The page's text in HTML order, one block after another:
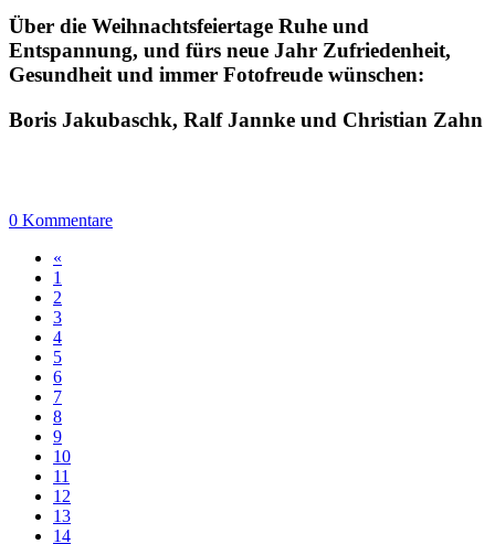
Über die Weihnachtsfeiertage Ruhe und
Entspannung, und fürs neue Jahr Zufriedenheit,
Gesundheit und immer Fotofreude wünschen:
Boris Jakubaschk, Ralf Jannke und Christian Zahn
0 Kommentare
«
1
2
3
4
5
6
7
8
9
10
11
12
13
14